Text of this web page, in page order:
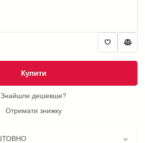
Купити
Знайшли дешевше?
Отримати знижку